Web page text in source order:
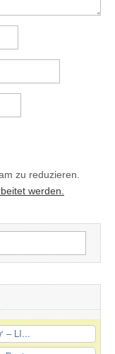
zu reduzieren.
werden.
– LI...